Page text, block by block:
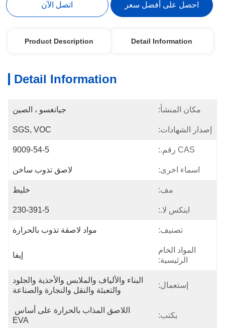
احصل على أفضل سعر اتصل الآن
Detail Information
Product Description
Detail Information
مكان المنشأ: جيانغسو ، الصين
إصدار الشهادات: SGS, VOC
CAS رقم.: 9009-54-5
اسماء اخرى: لاصق تذوب ساخن
مف: خليط
اينكس لا.: 230-391-5
تصنيف: مواد لاصقة تذوب بالحرارة
المواد الخام
الرئيسية:
إيفا
إستعمال:
البناء والألياف والملابس والأحذية والجلود
والتعبئة والنقل والنجارة والصناعة
يكتب:
EVA